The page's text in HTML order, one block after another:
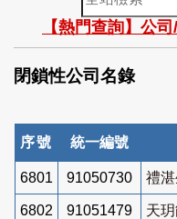
站
檢
索
【熱門查詢】公
閉鎖性公司名錄
序號 統一編號
6801 91050730 禮
6802 91051479 天